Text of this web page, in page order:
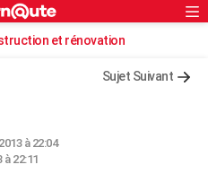
Rechercher
et rénovation
Sujet Suivant
à 22:04
à 22:11